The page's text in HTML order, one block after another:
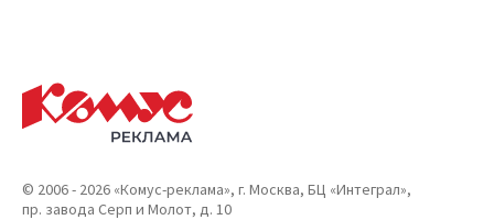
© 2006 - 2026 «Комус-реклама», г. Москва, БЦ «Интеграл»,
пр. завода Серп и Молот, д. 10